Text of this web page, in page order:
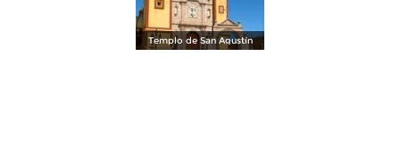
Templo de San Agustín